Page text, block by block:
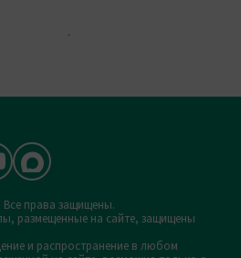
Все права защищены.
размещенные на сайте, защищены
и распространение в любом